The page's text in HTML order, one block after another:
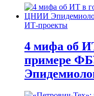
ИТ-проекты
4 мифа об
примере